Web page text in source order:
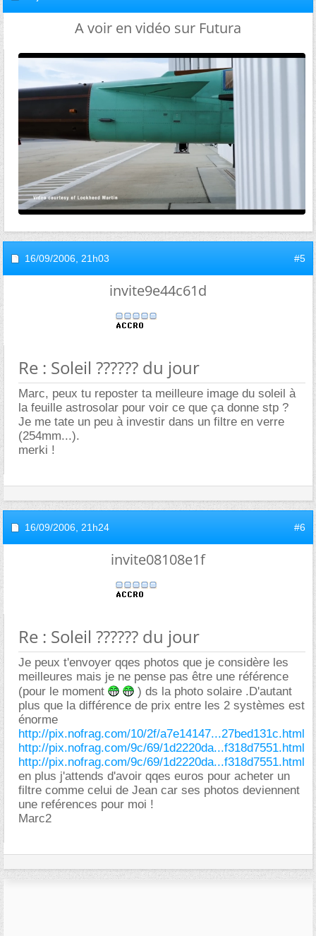
A voir en vidéo sur Futura
16/09/2006, 21h03 #5
invite9e44c61d
Re : Soleil ?????? du jour
Marc, peux tu reposter ta meilleure image du soleil à
la feuille astrosolar pour voir ce que ça donne stp ?
Je me tate un peu à investir dans un filtre en verre
(254mm...).
merki !
16/09/2006, 21h24 #6
invite08108e1f
Re : Soleil ?????? du jour
Je peux t'envoyer qqes photos que je considère les
meilleures mais je ne pense pas être une référence
(pour le moment
) ds la photo solaire .D'autant
plus que la différence de prix entre les 2 systèmes est
énorme
http://pix.nofrag.com/10/2f/a7e14147...27bed131c.html
http://pix.nofrag.com/9c/69/1d2220da...f318d7551.html
http://pix.nofrag.com/9c/69/1d2220da...f318d7551.html
en plus j'attends d'avoir qqes euros pour acheter un
filtre comme celui de Jean car ses photos deviennent
une reférences pour moi !
Marc2